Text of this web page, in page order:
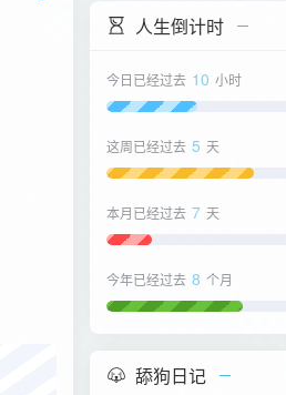
人生倒计时
今日已经过去 10 小时
这周已经过去 5 天
本月已经过去 7 天
今年已经过去 8 个月
舔狗日记